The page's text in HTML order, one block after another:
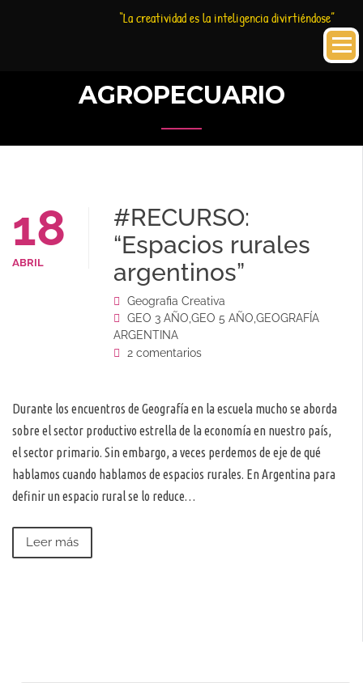
“La creatividad es la inteligencia divirtiéndose”
AGROPECUARIO
18
ABRIL
#RECURSO:
“Espacios rurales
argentinos”
Geografia Creativa
GEO 3 AÑO,GEO 5 AÑO,GEOGRAFÍA
ARGENTINA
2 comentarios
Durante los encuentros de Geografía en la escuela mucho se aborda
sobre el sector productivo estrella de la economía en nuestro país,
el sector primario. Sin embargo, a veces perdemos de eje de qué
hablamos cuando hablamos de espacios rurales. En Argentina para
definir un espacio rural se lo reduce…
Leer más